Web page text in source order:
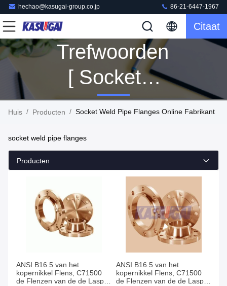
hechao@kasugai-group.co.jp 86-21-6447-1967
Citaat
Trefwoorden
[ Socket
Weld Pipe
Wedstrijd
Producten
Huis / Producten / Socket Weld Pipe Flanges Online Fabrikant
socket weld pipe flanges
Producten
ANSI B16.5 van het
kopernikkel Flens, C71500
de Flenzen van de de Laspijp
ANSI B16.5 van het
kopernikkel Flens, C71500
de Flenzen van de de Laspijp